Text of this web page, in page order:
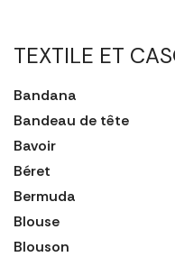
TEXTILE ET
Bandana
Bandeau de tête
Bavoir
Béret
Bermuda
Blouse
Blouson